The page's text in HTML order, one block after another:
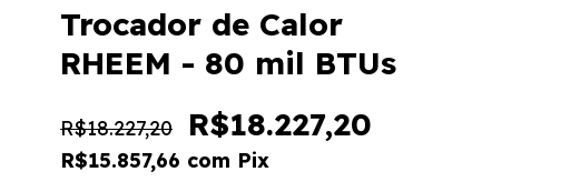
Trocador de Calor
RHEEM - 80 mil BTUs
R$18.227,20 R$18.227,20
R$15.857,66 com Pix